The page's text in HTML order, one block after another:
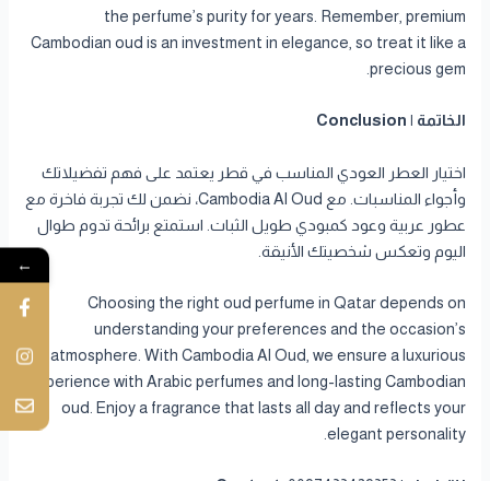
the perfume’s purity for years. Remember, premium
Cambodian oud is an investment in elegance, so treat it like a
precious gem.
الخاتمة | Conclusion
اختيار العطر العودي المناسب في قطر يعتمد على فهم تفضيلاتك
وأجواء المناسبات. مع Cambodia Al Oud، نضمن لك تجربة فاخرة مع
عطور عربية وعود كمبودي طويل الثبات. استمتع برائحة تدوم طوال
اليوم وتعكس شخصيتك الأنيقة.
Choosing the right oud perfume in Qatar depends on
understanding your preferences and the occasion’s
atmosphere. With Cambodia Al Oud, we ensure a luxurious
experience with Arabic perfumes and long-lasting Cambodian
oud. Enjoy a fragrance that lasts all day and reflects your
elegant personality.
←